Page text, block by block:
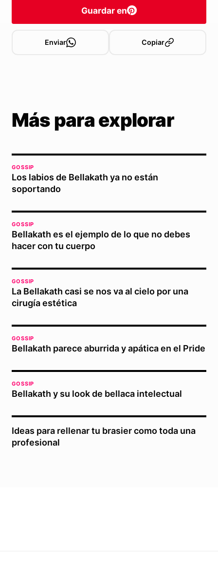
Guardar en
Enviar Copiar
Más para explorar
GOSSIP
Los labios de Bellakath ya no están
soportando
GOSSIP
Bellakath es el ejemplo de lo que no debes
hacer con tu cuerpo
GOSSIP
La Bellakath casi se nos va al cielo por una
cirugía estética
GOSSIP
Bellakath parece aburrida y apática en el Pride
GOSSIP
Bellakath y su look de bellaca intelectual
Ideas para rellenar tu brasier como toda una
profesional